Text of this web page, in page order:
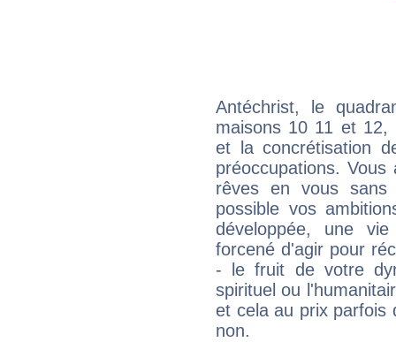
Antéchrist, le
maisons 10 11 et 12,
et la concrétisation
préoccupations.
rêves en vous sans
possible vos
développée, une
forcené d'agir pour
- le fruit de votre
spirituel ou
et cela au prix parfois
non.